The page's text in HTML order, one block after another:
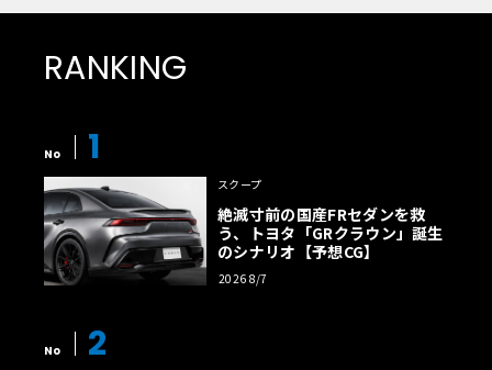
RANKING
No 1
スクープ
絶滅寸前の国産FRセダンを救
う、トヨタ「GRクラウン」誕生
のシナリオ【予想CG】
2026 8/7
No 2